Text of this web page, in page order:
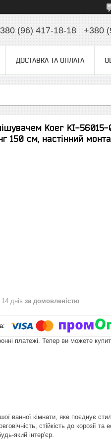
(96) 417-18-18 +380
ДОСТАВКА ТА ОПЛАТА
Koer KI-
150 см, настінний
днів за домовленістю
платежі. Тепер ви можете
ванної кімнати, яке поєднує
стійкість до корозії
який інтер'єр.